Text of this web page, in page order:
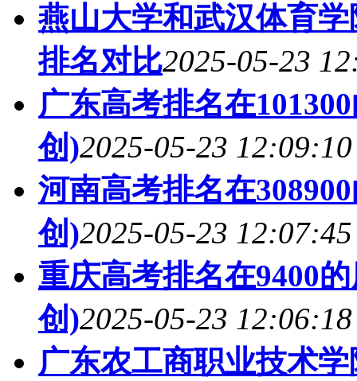
燕山大学和武汉体育
排名对比2025-05-23
广东高考排名在
创)2025-05-23 12:09:10
河南高考排名在
创)2025-05-23 12:07:45
重庆高考排名在9400
创)2025-05-23 12:06:18
广东农工商职业技术